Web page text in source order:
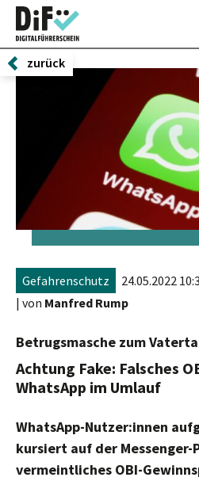
zurück
Gefahrenschutz
24.05.2022
| von Manfred Rump
Betrugsmasche zum
Achtung Fake: Falsches
WhatsApp im Umlauf
WhatsApp-Nutzer:innen
kursiert auf der
vermeintliches OBI-